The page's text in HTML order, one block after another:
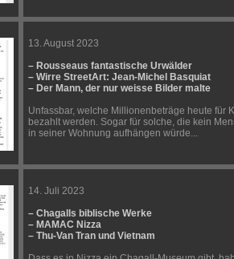
13. August 2023
– Rousseaus fantastische Urwälder
– Wirre StreetArt: Jean-Michel Basquiat
– Der Mann, der nur weisse Bilder malte
Unfassbar, welche Millionenbeträge heute für
bezahlt werden. Sogar für solche, die kein
in seiner Wohnung aufhängen würde...
14. Juli 2023
– Chagalls biblische Werke
– MAMAC Nizza
– Thu-Van Tran und Vietnam